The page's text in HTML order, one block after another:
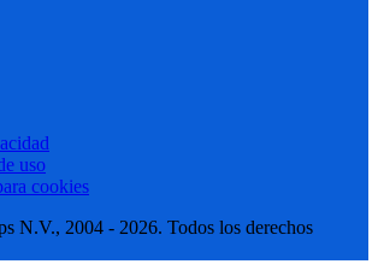
uso
cookies
N.V., 2004 - 2026. Todos los derechos